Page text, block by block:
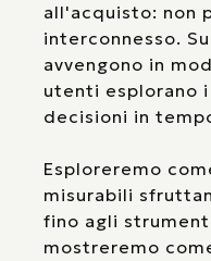
all'acquisto: non
interconnesso.
avvengono in
utenti esplorano
decisioni in
Esploreremo
misurabili
fino agli
mostreremo